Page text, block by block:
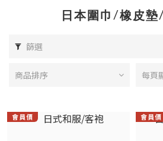
日本圍巾/橡皮
篩選
商品排序 每頁